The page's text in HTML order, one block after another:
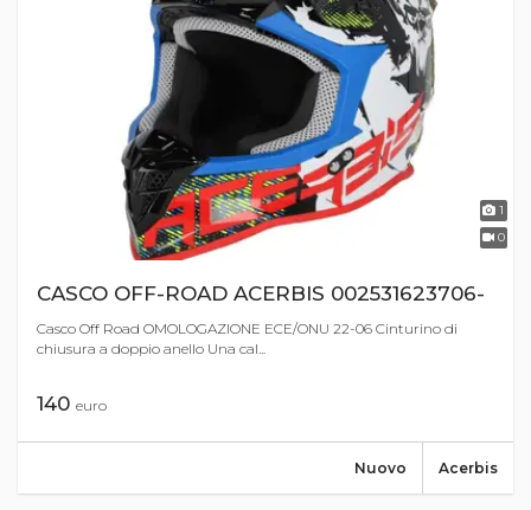
1
0
CASCO OFF-ROAD ACERBIS 002531623706-
Casco Off Road OMOLOGAZIONE ECE/ONU 22-06 Cinturino di
chiusura a doppio anello Una cal...
140 euro
Acerbis
Nuovo